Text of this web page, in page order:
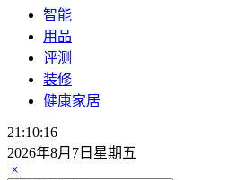
智能
用品
评测
装修
健康家居
21:10:17
2026年8月7日星期五
×